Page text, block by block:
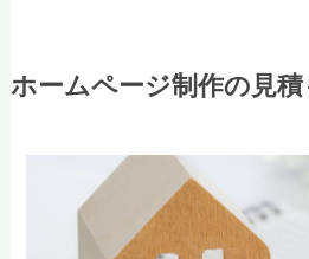
ホームページ制作の見積